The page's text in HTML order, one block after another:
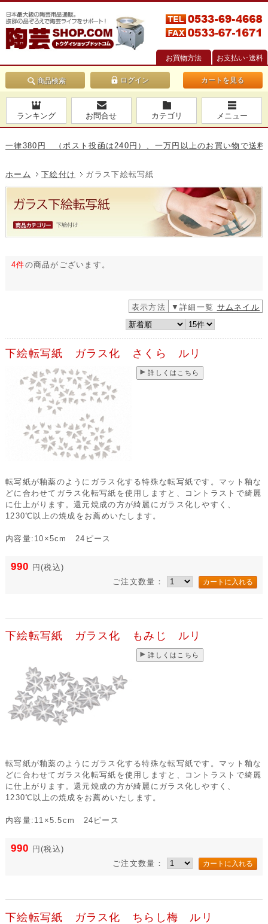
お買物方法 お支払い･送料
商品検索 カートを見る
ランキング お問合せ カテゴリ メニュー
380円 （ポスト投函は240円）、一万円以上のお買い物で送料無料
ホーム 下絵付け ガラス下絵転写紙
4件の商品がございます。
表示方法 ▼詳細一覧 サムネイル
下絵転写紙 ガラス化 さくら ルリ
詳しくはこちら
転写紙が釉薬のようにガラス化する特殊な転写紙です。マット釉な
どに合わせてガラス化転写紙を使用しますと、コントラストで綺麗
に仕上がります。還元焼成の方が綺麗にガラス化しやすく、
1230℃以上の焼成をお薦めいたします。
内容量:10×5cm 24ピース
990 円 (税込)
ご注文数量：
下絵転写紙 ガラス化 もみじ ルリ
詳しくはこちら
転写紙が釉薬のようにガラス化する特殊な転写紙です。マット釉な
どに合わせてガラス化転写紙を使用しますと、コントラストで綺麗
に仕上がります。還元焼成の方が綺麗にガラス化しやすく、
1230℃以上の焼成をお薦めいたします。
内容量:11×5.5cm 24ピース
990 円 (税込)
ご注文数量：
下絵転写紙 ガラス化 ちらし梅 ルリ